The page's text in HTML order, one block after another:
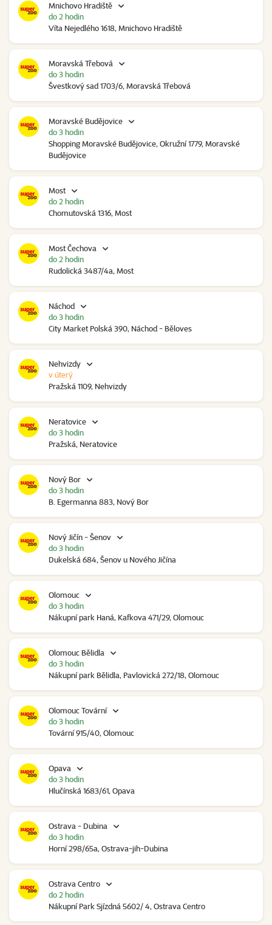
Mnichovo Hradiště
Víta Nejedlého 1618, Mnichovo Hradiště
do 2 hodin
Moravská Třebová
Švestkový sad 1703/6, Moravská Třebová
do 3 hodin
Moravské Budějovice
Shopping Moravské Budějovice, Okružní 1779, Moravské
Budějovice
do 3 hodin
Most
Chomutovská 1316, Most
do 2 hodin
Most Čechova
Rudolická 3487/4a, Most
do 2 hodin
Náchod
City Market Polská 390, Náchod - Běloves
do 3 hodin
Nehvizdy
Pražská 1109, Nehvizdy
v úterý
Neratovice
Pražská, Neratovice
do 3 hodin
Nový Bor
B. Egermanna 883, Nový Bor
do 3 hodin
Nový Jičín - Šenov
Dukelská 684, Šenov u Nového Jičína
do 3 hodin
Olomouc
Nákupní park Haná, Kafkova 471/29, Olomouc
do 3 hodin
Olomouc Bělidla
Nákupní park Bělidla, Pavlovická 272/18, Olomouc
do 3 hodin
Olomouc Tovární
Tovární 915/40, Olomouc
do 3 hodin
Opava
Hlučínská 1683/61, Opava
do 3 hodin
Ostrava - Dubina
Horní 298/65a, Ostrava-jih-Dubina
do 3 hodin
Ostrava Centro
Nákupní Park Sjízdná 5602/ 4, Ostrava Centro
do 2 hodin